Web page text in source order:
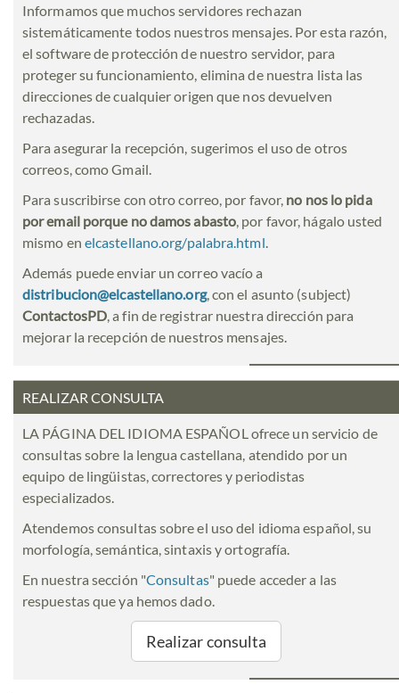
Informamos que muchos servidores rechazan
sistemáticamente todos nuestros mensajes. Por esta razón,
el software de protección de nuestro servidor, para
proteger su funcionamiento, elimina de nuestra lista las
direcciones de cualquier origen que nos devuelven
rechazadas.
Para asegurar la recepción, sugerimos el uso de otros
correos, como Gmail.
Para suscribirse con otro correo, por favor, no nos lo pida
por email porque no damos abasto , por favor, hágalo usted
mismo en elcastellano.org/palabra.html
Además puede enviar un correo vacío a
distribucion@elcastellano.org, con el asunto (subject)
ContactosPD , a fin de registrar nuestra dirección para
mejorar la recepción de nuestros mensajes.
REALIZAR CONSULTA
LA PÁGINA DEL IDIOMA ESPAÑOL ofrece un servicio de
consultas sobre la lengua castellana, atendido por un
equipo de lingüistas, correctores y periodistas
especializados.
Atendemos consultas sobre el uso del idioma español, su
morfología, semántica, sintaxis y ortografía.
En nuestra sección "Consultas" puede acceder a las
respuestas que ya hemos dado.
Realizar consulta